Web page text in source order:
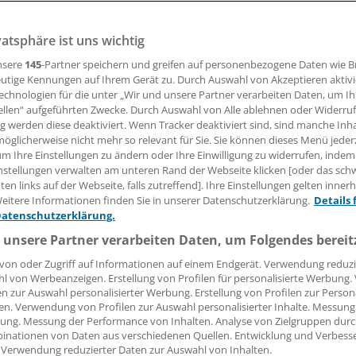
Bundesregierung sieht in dem Versorgungsstruktur-
auf den dramatischen demografischen Wandel in
18:13 Uhr
würden die "Voraussetzungen dafür geschaffen, das
Deutschlands (...) genügend Ärzte für eine wohnortnahe,
medizinische Versorgung zur Verfügung stehen", heißt
Stand der deutschen Einheit
am Mittwoch in Berlin vorgestellt hat.
die Ziele des VSG aus Regierungssicht, lässt aber
für die neuen Länder erkennen.
ist uns wichtig
145-Partner speichern und greifen auf personenbezogene Daten wie
Kennungen auf Ihrem Gerät zu. Durch Auswahl von Akzeptieren
für die unter „Wir und unsere Partner verarbeiten Daten, um
aufgeführten Zwecke. Durch Auswahl von Alle ablehnen oder
werden diese deaktiviert. Wenn Tracker deaktiviert sind, sind manche
nicht mehr so relevant für Sie. Sie können dieses Menü
Ihre Einstellungen zu ändern oder Ihre Einwilligung zu widerrufen, indem
verwalten am unteren Rand der Webseite klicken [oder das
links auf der Webseite, falls zutreffend]. Ihre Einstellungen gelten
Informationen finden Sie in unserer Datenschutzerklärung. Details
Partner verarbeiten Daten, um Folgendes
oder Zugriff auf Informationen auf einem Endgerät. Verwendung
von Werbeanzeigen. Erstellung von Profilen für personalisierte
zur Auswahl personalisierter Werbung. Erstellung von Profilen zur
Verwendung von Profilen zur Auswahl personalisierter Inhalte.
Messung der Performance von Inhalten. Analyse von Zielgruppen
von Daten aus verschiedenen Quellen. Entwicklung und
reduzierter Daten zur Auswahl von Inhalten.